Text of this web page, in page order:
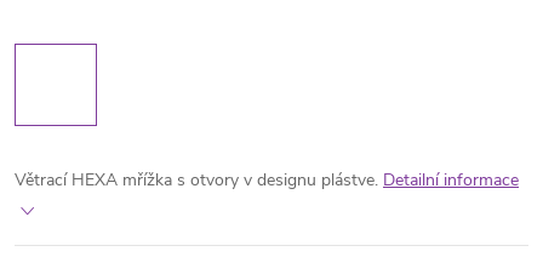
Větrací HEXA mřížka s otvory v designu plástve. Detailní informace